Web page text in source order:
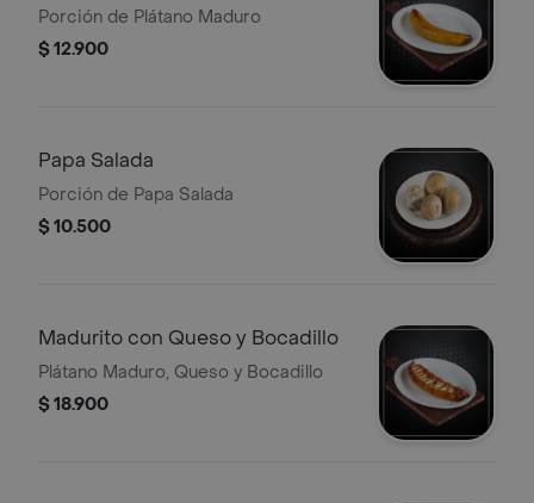
Porción de Plátano Maduro
$ 12.900
Papa Salada
Porción de Papa Salada
$ 10.500
Madurito con Queso y Bocadillo
Plátano Maduro, Queso y Bocadillo
$ 18.900